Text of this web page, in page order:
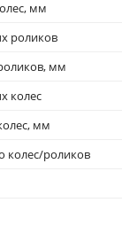
мм
роликов
мм
колес
мм
колес/роликов